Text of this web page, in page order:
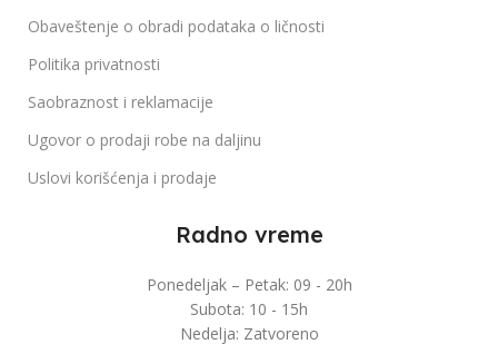
Obaveštenje o obradi podataka o ličnosti
Politika privatnosti
Saobraznost i reklamacije
Ugovor o prodaji robe na daljinu
Uslovi korišćenja i prodaje
Radno vreme
Ponedeljak – Petak: 09 - 20h
Subota: 10 - 15h
Nedelja: Zatvoreno